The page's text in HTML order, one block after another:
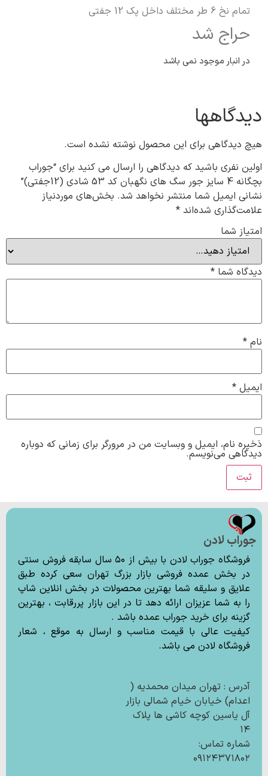
تمام نخ 6 طر مختلف داخل پک 12 جفتی
حراج شد
در انبار موجود نمی باشد
دیدگاهها
هیچ دیدگاهی برای این محصول نوشته نشده است.
اولین نفری باشید که دیدگاهی را ارسال می کنید برای “جوراب
بچگانه 4 سایز جور سگ های نگهبان کد 53 شادی (12جفتی)”
نشانی ایمیل شما منتشر نخواهد شد. بخش‌های موردنیاز
علامت‌گذاری شده‌اند *
امتیاز شما
دیدگاه شما *
نام *
ایمیل *
ذخیره نام، ایمیل و وبسایت من در مرورگر برای زمانی که دوباره
دیدگاهی می‌نویسم.
جوراب لادن
فروشگاه جوراب لادن با بیش از ۵۰ سال سابقه فروش سنتی
در بخش عمده فروشی بازار بزرگ تهران سعی کرده طبق
علایق و سلیقه شما بهترین محصولات در بخش انلاین شاپ
را به شما عزیزان ارائه دهد تا در این بازار پررقابت ، بهترین
گزینه برای خرید جوراب عمده باشد .
کیفیت عالی با قیمت مناسب و ارسال به موقع ، شعار
فروشگاه لادن می باشد.
آدرس : تهران میدان محمدیه (
اعدام) خیابان خیام شمالی بازار
آل یاسین کوچه کاشی ها پلاک
۱۴
شماره تماس:
۰۹۱۲۴۳۷۱۸۰۲